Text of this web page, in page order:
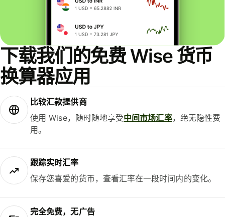
下载我们的免费 Wise 货币
换算器应用
比较汇款提供商
使用 Wise，随时随地享受中间市场汇率，绝无隐性费
用。
跟踪实时汇率
保存您喜爱的货币，查看汇率在一段时间内的变化。
完全免费，无广告